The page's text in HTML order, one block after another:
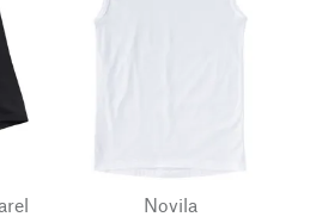
Novila